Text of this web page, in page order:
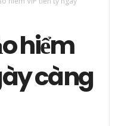
hiểm
càng